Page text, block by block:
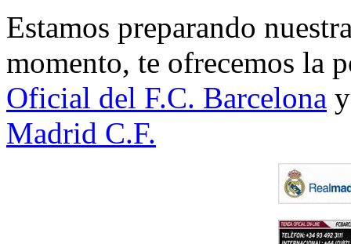
Estamos preparando
momento, te ofrecemos la
Oficial del F.C. Barcelona
Madrid C.F.